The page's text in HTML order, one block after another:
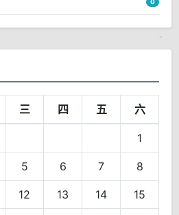
0
三 四 五 六
1
5 6 7 8
12 13 14 15